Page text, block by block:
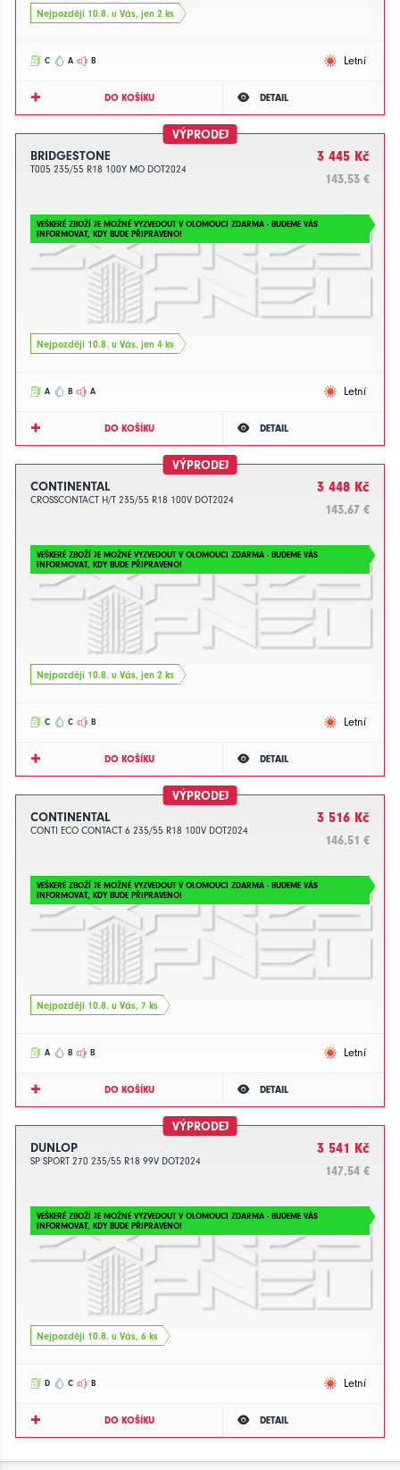
Nejpozději 10.8. u Vás, jen 2 ks
C A B Letní
DO KOŠÍKU DETAIL
VÝPRODEJ
BRIDGESTONE
T005 235/55 R18 100Y MO DOT2024
3 445 Kč
143.53 €
VEŠKERÉ ZBOŽÍ JE MOŽNÉ VYZVEDOUT V OLOMOUCI ZDARMA - BUDEME VÁS
INFORMOVAT, KDY BUDE PŘIPRAVENO!
Nejpozději 10.8. u Vás, jen 4 ks
A B A Letní
DO KOŠÍKU DETAIL
VÝPRODEJ
CONTINENTAL
CROSSCONTACT H/T 235/55 R18 100V DOT2024
3 448 Kč
143.67 €
VEŠKERÉ ZBOŽÍ JE MOŽNÉ VYZVEDOUT V OLOMOUCI ZDARMA - BUDEME VÁS
INFORMOVAT, KDY BUDE PŘIPRAVENO!
Nejpozději 10.8. u Vás, jen 2 ks
C C B Letní
DO KOŠÍKU DETAIL
VÝPRODEJ
CONTINENTAL
CONTI ECO CONTACT 6 235/55 R18 100V DOT2024
3 516 Kč
146.51 €
VEŠKERÉ ZBOŽÍ JE MOŽNÉ VYZVEDOUT V OLOMOUCI ZDARMA - BUDEME VÁS
INFORMOVAT, KDY BUDE PŘIPRAVENO!
Nejpozději 10.8. u Vás, 7 ks
A B B Letní
DO KOŠÍKU DETAIL
VÝPRODEJ
DUNLOP
SP SPORT 270 235/55 R18 99V DOT2024
3 541 Kč
147.54 €
VEŠKERÉ ZBOŽÍ JE MOŽNÉ VYZVEDOUT V OLOMOUCI ZDARMA - BUDEME VÁS
INFORMOVAT, KDY BUDE PŘIPRAVENO!
Nejpozději 10.8. u Vás, 6 ks
D C B Letní
DO KOŠÍKU DETAIL